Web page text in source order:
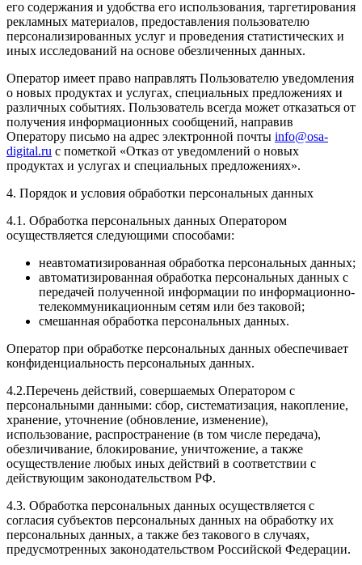
его содержания и удобства его использования, таргетирования
рекламных материалов, предоставления пользователю
персонализированных услуг и проведения статистических и
иных исследований на основе обезличенных данных.
Оператор имеет право направлять Пользователю уведомления
о новых продуктах и услугах, специальных предложениях и
различных событиях. Пользователь всегда может отказаться от
получения информационных сообщений, направив
Оператору письмо на адрес электронной почты info@osa-
digital.ru с пометкой «Отказ от уведомлений о новых
продуктах и услугах и специальных предложениях».
4. Порядок и условия обработки персональных данных
4.1. Обработка персональных данных Оператором
осуществляется следующими способами:
неавтоматизированная обработка персональных данных;
автоматизированная обработка персональных данных с
передачей полученной информации по информационно-
телекоммуникационным сетям или без таковой;
смешанная обработка персональных данных.
Оператор при обработке персональных данных обеспечивает
конфиденциальность персональных данных.
4.2.Перечень действий, совершаемых Оператором с
персональными данными: сбор, систематизация, накопление,
хранение, уточнение (обновление, изменение),
использование, распространение (в том числе передача),
обезличивание, блокирование, уничтожение, а также
осуществление любых иных действий в соответствии с
действующим законодательством РФ.
4.3. Обработка персональных данных осуществляется с
согласия субъектов персональных данных на обработку их
персональных данных, а также без такового в случаях,
предусмотренных законодательством Российской Федерации.